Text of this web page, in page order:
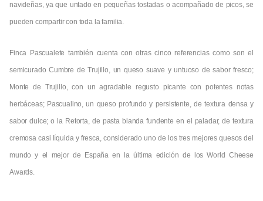
navideñas, ya que untado en pequeñas tostadas o acompañado de picos, se
pueden compartir con toda la familia.
Finca Pascualete también cuenta con otras cinco referencias como son el
semicurado Cumbre de Trujillo, un queso suave y untuoso de sabor fresco;
Monte de Trujillo, con un agradable regusto picante con potentes notas
herbáceas; Pascualino, un queso profundo y persistente, de textura densa y
sabor dulce; o la Retorta, de pasta blanda fundente en el paladar, de textura
cremosa casi líquida y fresca, considerado uno de los tres mejores quesos del
mundo y el mejor de España en la última edición de los World Cheese
Awards.